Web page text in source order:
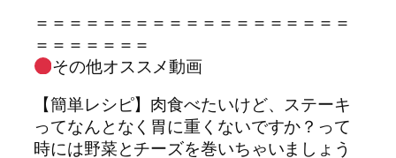
＝＝＝＝＝＝＝＝＝＝＝＝＝＝＝＝＝＝＝
＝＝＝＝＝＝＝
その他オススメ動画
【簡単レシピ】肉食べたいけど、ステーキ
ってなんとなく胃に重くないですか？って
時には野菜とチーズを巻いちゃいましょう